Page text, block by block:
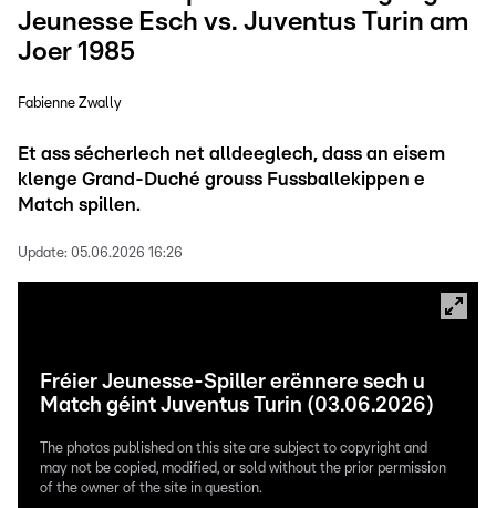
Jeunesse Esch vs. Juventus Turin am
Joer 1985
Fabienne Zwally
Et ass sécherlech net alldeeglech, dass an eisem
klenge Grand-Duché grouss Fussballekippen e
Match spillen.
Update: 05.06.2026 16:26
Fréier Jeunesse-Spiller erënnere sech u
Match géint Juventus Turin (03.06.2026)
The photos published on this site are subject to copyright and
may not be copied, modified, or sold without the prior permission
of the owner of the site in question.